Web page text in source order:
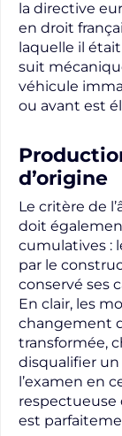
la directive
en droit
laquelle il était
suit
véhicule
ou avant est
d’origine
Le critère de
doit
cumulatives :
par le
conservé ses
En clair, les
changement
transformée,
disqualifier
l’examen en
respectueuse
est